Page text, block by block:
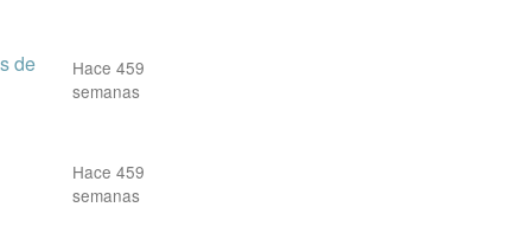
de
Hace 459
semanas
Hace 459
semanas